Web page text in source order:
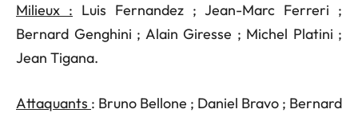
Milieux : Luis Fernandez ; Jean-Marc Ferreri ;
Bernard Genghini ; Alain Giresse ; Michel Platini ;
Jean Tigana.
Attaquants : Bruno Bellone ; Daniel Bravo ; Bernard